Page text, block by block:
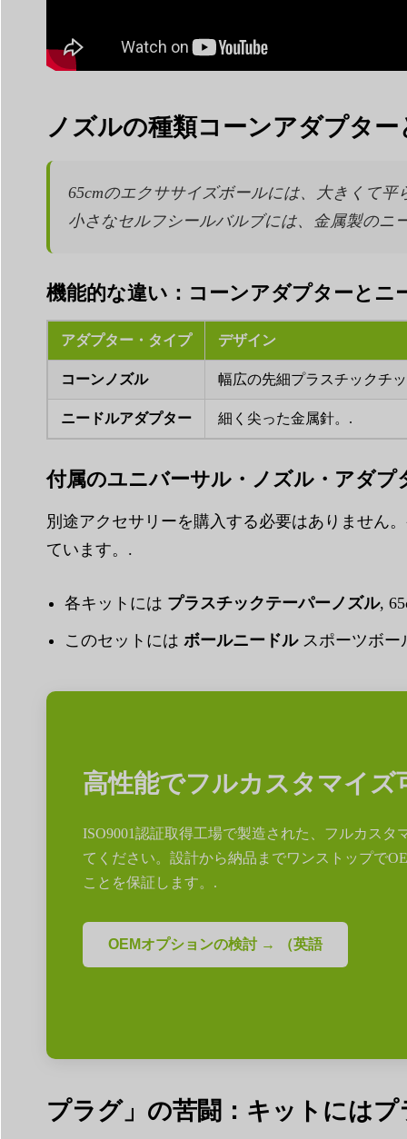
ノズルの種類コーンアダプタ
65cmのエクササイズボールには、大きくて
小さなセルフシールバルブには、金属製のニ
機能的な違い：コーンアダプターとニ
アダプター・タイプ デザイン
コーンノズル 幅広の先細プラスチックチ
ニードルアダプター 細く尖った金属針。.
付属のユニバーサル・ノズル・アダプ
別途アクセサリーを購入する必要はありません
ています。.
各キットには プラスチックテーパーノズル,
このセットには ボールニードルスポーツボー
高性能でフルカスタマイ
ISO9001認証取得工場で製造された、フルカス
てください。設計から納品までワンストップで
ことを保証します。.
OEMオプションの検討 → （英語
プラグ」の苦闘：キットには